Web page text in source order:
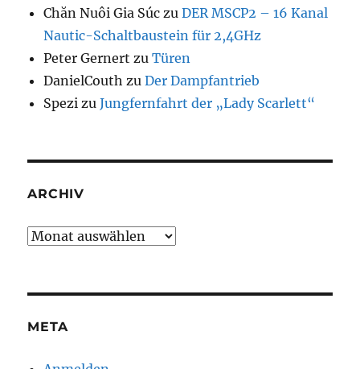
Chăn Nuôi Gia Súc zuDER MSCP2 – 16 Kanal
Nautic-Schaltbaustein für 2,4GHz
Peter Gernert zuTüren
DanielCouth zuDer Dampfantrieb
Spezi zuJungfernfahrt der „Lady Scarlett“
ARCHIV
Archiv
META